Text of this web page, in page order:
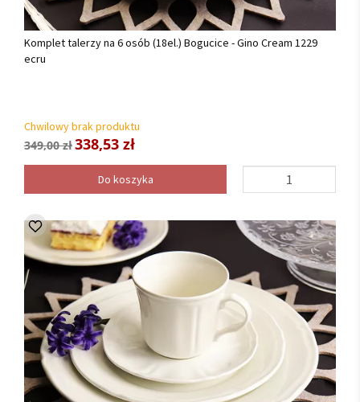
Komplet talerzy na 6 osób (18el.) Bogucice - Gino Cream 1229
ecru
Chwilowy brak produktu
349,00 zł338,53 zł
Do koszyka